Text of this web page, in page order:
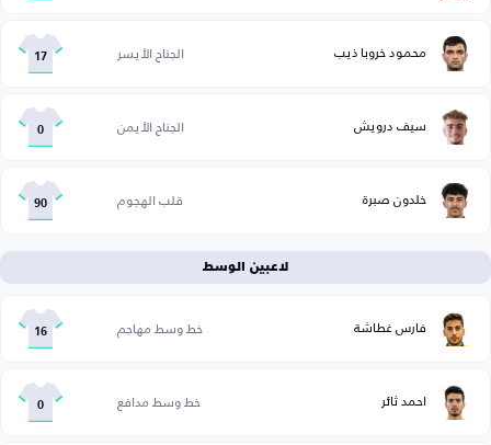
محمود خروبا ذيب الجناح الأيسر 17
سيف درويش الجناح الأيمن 0
خلدون صبرة قلب الهجوم 90
لاعبين الوسط
فارس غطاشة خط وسط مهاجم 16
احمد ثائر خط وسط مدافع 0